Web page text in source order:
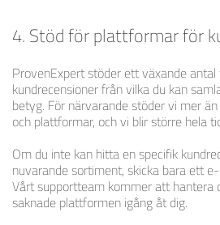
4. Stöd för plattformar för
ProvenExpert stöder ett växande
kundrecensioner från vilka du kan
betyg. För närvarande stöder vi mer
och plattformar, och vi blir större hela
Om du inte kan hitta en specifik
nuvarande sortiment, skicka bara ett
Vårt supportteam kommer att hantera
saknade plattformen igång åt dig.